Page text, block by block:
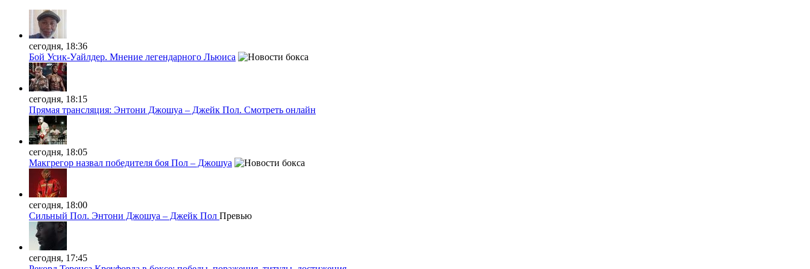
сегодня, 18:36
Бой Усик-Уайлдер. Мнение легендарного Льюиса
сегодня, 18:15
Прямая трансляция: Энтони Джошуа – Джейк Пол. Смотреть онлайн
сегодня, 18:05
Макгрегор назвал победителя боя Пол – Джошуа
сегодня, 18:00
Сильный Пол. Энтони Джошуа – Джейк Пол Превью
сегодня, 17:45